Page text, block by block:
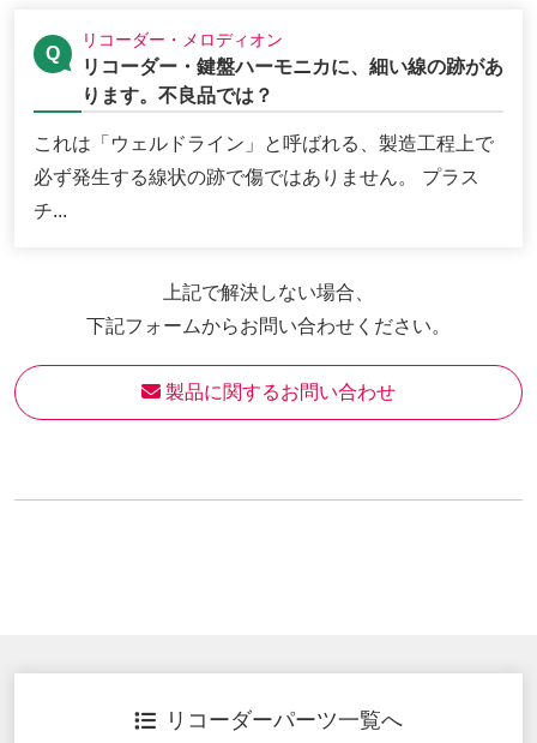
リコーダー・メロディオン
リコーダー・鍵盤ハーモニカに、細い線の跡があ
ります。不良品では？
これは「ウェルドライン」と呼ばれる、製造工程上で
必ず発生する線状の跡で傷ではありません。 プラス
チ...
上記で解決しない場合、
下記フォームからお問い合わせください。
製品に関するお問い合わせ
リコーダーパーツ一覧へ